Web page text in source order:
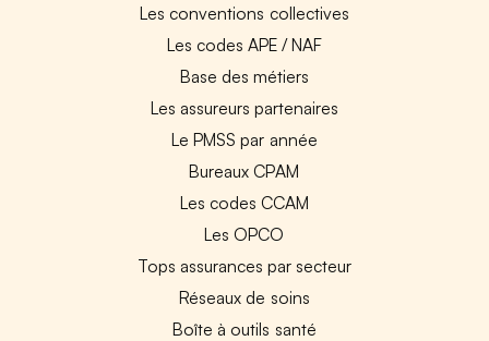
Les conventions collectives
Les codes APE / NAF
Base des métiers
Les assureurs partenaires
Le PMSS par année
Bureaux CPAM
Les codes CCAM
Les OPCO
Tops assurances par secteur
Réseaux de soins
Boîte à outils santé